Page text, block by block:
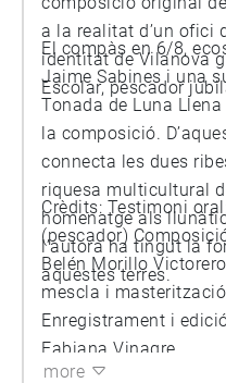
a la realitat d’un ofici
identitat de Vilanova
Escolar, pescador
El compàs en 6/8,
Jaime Sabines i una
Tonada de Luna
la composició.
connecta les dues
riquesa multicultural
homenatge als
l’autora ha tingut la
aquestes terres.
Crèdits: Testimoni
(pescador) Composició, veu i guitarra: Laura
Belén Morillo
mescla i
Enregistrament i
Fabiana Vinagre
more